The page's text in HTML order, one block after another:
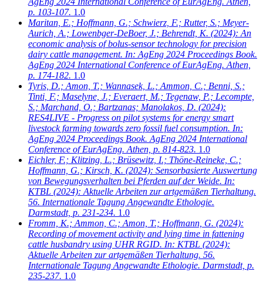
p. 103-107. 1.0
Maritan, E.; Hoffmann, G.; Schwierz, F.; Rutter, S.; Meyer-
Aurich, A.; Lowenbger-DeBoer, J.; Behrendt, K. (2024): An
economic analysis of bolus-sensor technology for precision
dairy cattle management. In: AgEng 2024 Proceedings Book.
AgEng 2024 International Conference of EurAgEng. Athen,
p. 174-182. 1.0
Tyris, D.; Amon, T.; Wannasek, L.; Ammon, C.; Benni, S.;
Tinti, F.; Maselyne, J.; Everaert, M.; Tegenaw, P.; Lecompte,
S.; Marchand, O.; Bartzanas; Manolakos, D. (2024):
RES4LIVE - Progress on pilot systems for energy smart
livestock farming towards zero fossil fuel consumption. In:
AgEng 2024 Proceedings Book. AgEng 2024 International
Conference of EurAgEng. Athen, p. 814-823. 1.0
Eichler, F.; Klitzing, L.; Brüsewitz, I.; Thöne-Reineke, C.;
Hoffmann, G.; Kirsch, K. (2024): Sensorbasierte Auswertung
von Bewegungsverhalten bei Pferden auf der Weide. In:
KTBL (2024): Aktuelle Arbeiten zur artgemäßen Tierhaltung.
56. Internationale Tagung Angewandte Ethologie.
Darmstadt, p. 231-234. 1.0
Fromm, K.; Ammon, C.; Amon, T.; Hoffmann, G. (2024):
Recording of movement activity and lying time in fattening
cattle husbandry using UHR RGID. In: KTBL (2024):
Aktuelle Arbeiten zur artgemäßen Tierhaltung. 56.
Internationale Tagung Angewandte Ethologie. Darmstadt, p.
235-237. 1.0